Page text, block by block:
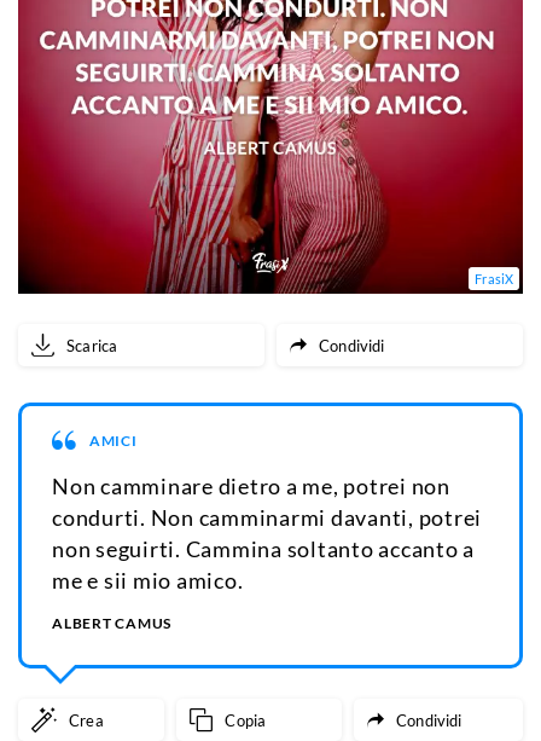
FrasiX
Scarica Condividi
AMICI
Non camminare dietro a me, potrei non
condurti. Non camminarmi davanti, potrei
non seguirti. Cammina soltanto accanto a
me e sii mio amico.
ALBERT CAMUS
Crea Copia Condividi